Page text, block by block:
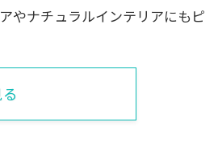
やナチュラルインテリアにもピ